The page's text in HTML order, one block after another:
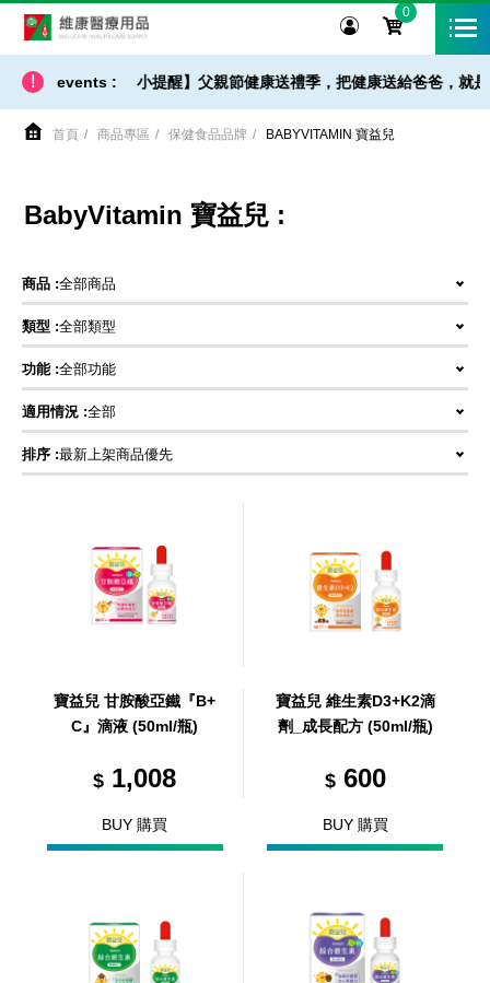
0
! events :
【 出貨 / 免運 - 小提醒】父親節健康送禮季，把健康送給爸爸，就
首頁 商品專區 保健食品品牌 BABYVITAMIN 寶益兒
BabyVitamin 寶益兒 :
商品 :全部商品
類型 :全部類型
功能 :全部功能
適用情況 :全部
排序 :最新上架商品優先
寶益兒 甘胺酸亞鐵『B+
C』滴液 (50ml/瓶)
$1,008
BUY 購買
寶益兒 維生素D3+K2滴
劑_成長配方 (50ml/瓶)
$600
BUY 購買